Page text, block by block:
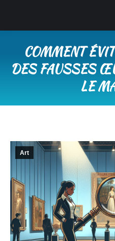
COMMENT
DES FAUSSES
LE
Art